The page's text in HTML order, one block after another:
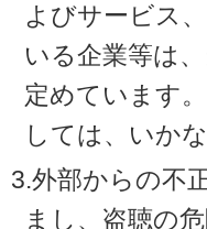
よびサービス
いる企業等は
定めています
しては、いか
3.外部からの不
まし、盗聴の